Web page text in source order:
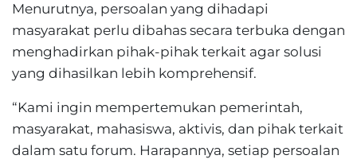
Menurutnya, persoalan yang dihadapi
masyarakat perlu dibahas secara terbuka dengan
menghadirkan pihak-pihak terkait agar solusi
yang dihasilkan lebih komprehensif.
“Kami ingin mempertemukan pemerintah,
masyarakat, mahasiswa, aktivis, dan pihak terkait
dalam satu forum. Harapannya, setiap persoalan